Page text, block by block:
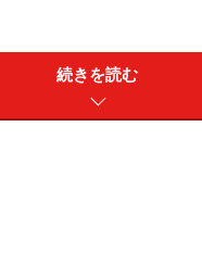
場合も続きを読む